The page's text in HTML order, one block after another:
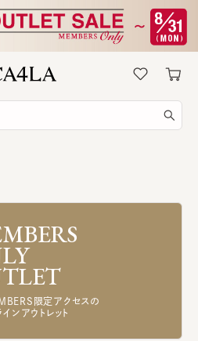
限定アクセスの
インアウトレット